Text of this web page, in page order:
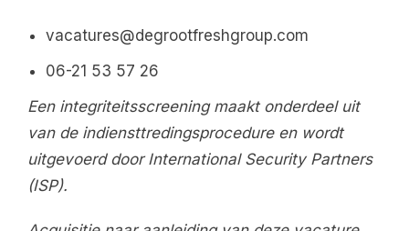
vacatures@degrootfreshgroup.com
06-21 53 57 26
Een integriteitsscreening maakt onderdeel uit
van de indiensttredingsprocedure en wordt
uitgevoerd door International Security Partners
(ISP).